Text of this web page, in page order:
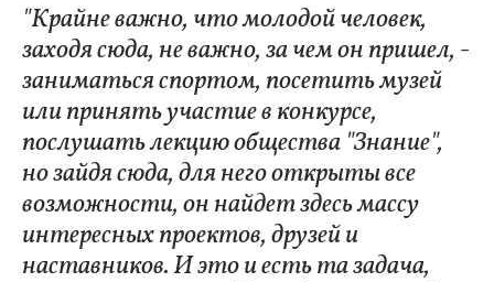
"Крайне важно, что молодой человек,
заходя сюда, не важно, за чем он пришел, -
заниматься спортом, посетить музей
или принять участие в конкурсе,
послушать лекцию общества "Знание",
но зайдя сюда, для него открыты все
возможности, он найдет здесь массу
интересных проектов, друзей и
наставников. И это и есть та задача,